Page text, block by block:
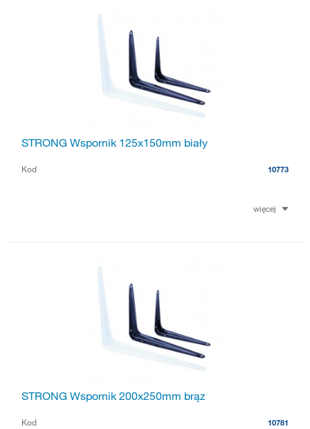
STRONG Wspornik 125x150mm biały
Kod 10773
więcej
STRONG Wspornik 200x250mm brąz
Kod 10781